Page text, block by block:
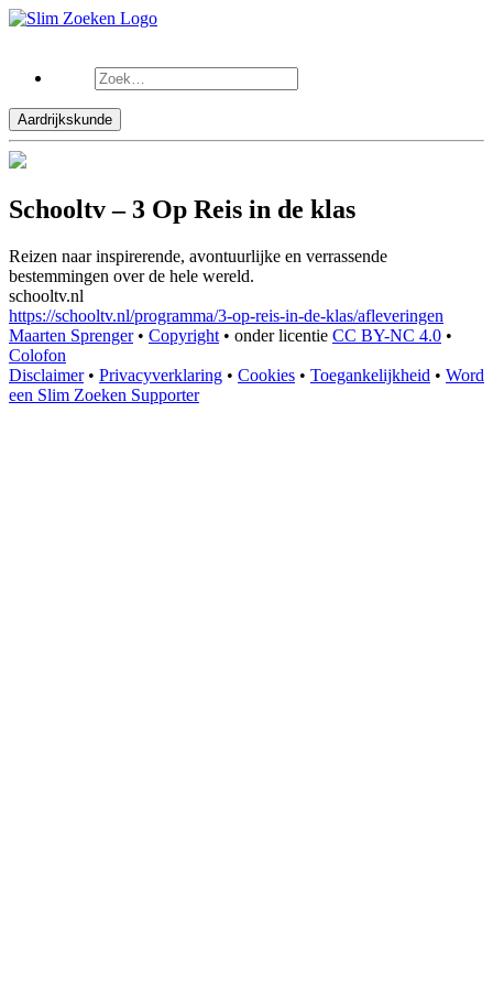
Aardrijkskunde
Schooltv – 3 Op Reis in de klas
Reizen naar inspirerende, avontuurlijke en verrassende
bestemmingen over de hele wereld.
schooltv.nl
https://schooltv.nl/programma/3-op-reis-in-de-klas/afleveringen
Maarten Sprenger • Copyright • onder licentie CC BY-NC 4.0 •
Colofon
Disclaimer • Privacyverklaring • Cookies • Toegankelijkheid • Word
een Slim Zoeken Supporter